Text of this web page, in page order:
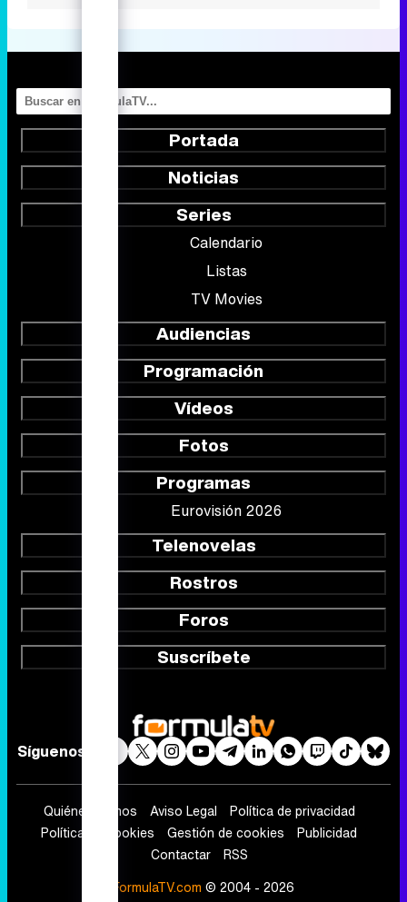
Portada
Noticias
Series
Calendario
Listas
TV Movies
Audiencias
Programación
Vídeos
Fotos
Programas
Eurovisión 2026
Telenovelas
Rostros
Foros
Suscríbete
Síguenos
Quiénes somos Aviso Legal
Política de privacidad
Política de cookies
Gestión de cookies
Publicidad
Contactar
RSS
FormulaTV.com © 2004 - 2026